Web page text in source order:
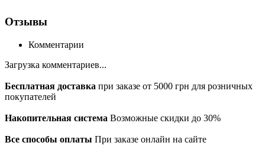
Отзывы
Комментарии
Загрузка комментариев...
Бесплатная доставка при заказе от 5000 грн для розничных
покупателей
Накопительная система Возможные скидки до 30%
Все способы оплаты При заказе онлайн на сайте